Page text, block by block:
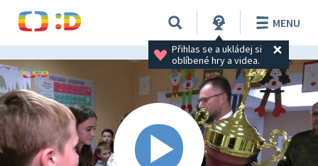
Přihlas se a ukládej si
oblíbené hry a videa.
MENU